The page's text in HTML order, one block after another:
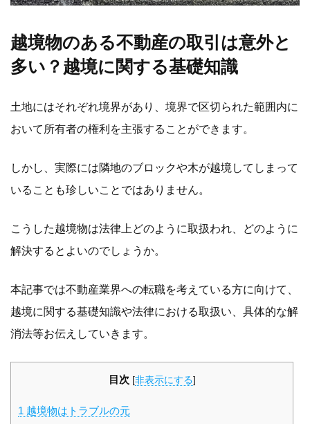
越境物のある不動産の取引は意外と
多い？越境に関する基礎知識
土地にはそれぞれ境界があり、境界で区切られた範囲内に
おいて所有者の権利を主張することができます。
しかし、実際には隣地のブロックや木が越境してしまって
いることも珍しいことではありません。
こうした越境物は法律上どのように取扱われ、どのように
解決するとよいのでしょうか。
本記事では不動産業界への転職を考えている方に向けて、
越境に関する基礎知識や法律における取扱い、具体的な解
消法等お伝えしていきます。
目次 [非表示にする]
1 越境物はトラブルの元